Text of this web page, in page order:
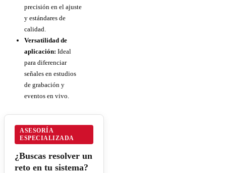
precisión en el ajuste
y estándares de
calidad.
Versatilidad de
aplicación: Ideal
para diferenciar
señales en estudios
de grabación y
eventos en vivo.
ASESORÍA
ESPECIALIZADA
¿Buscas resolver un
reto en tu sistema?